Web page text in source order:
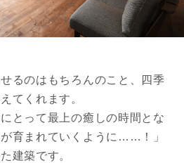
るのはもちろんのこと、四季
てくれます。
とって最上の癒しの時間とな
育まれていくように……！」
建築です。